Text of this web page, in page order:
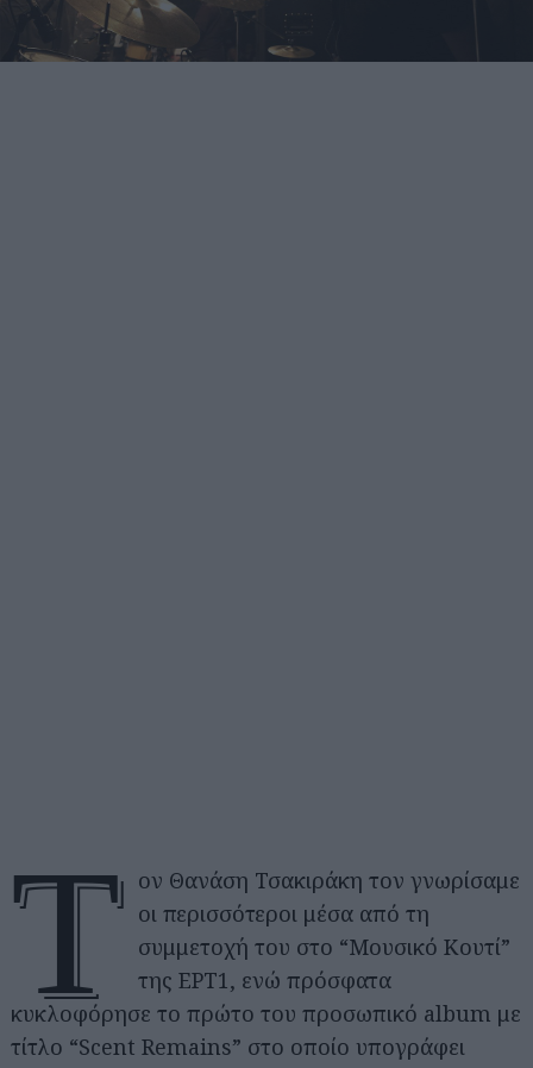
Τ
ον Θανάση Τσακιράκη τον γνωρίσαμε
οι περισσότεροι μέσα από τη
συμμετοχή του στο “Μουσικό Κουτί”
της ΕΡΤ1, ενώ πρόσφατα
κυκλοφόρησε το πρώτο του προσωπικό album με
τίτλο “Scent Remains” στο οποίο υπογράφει